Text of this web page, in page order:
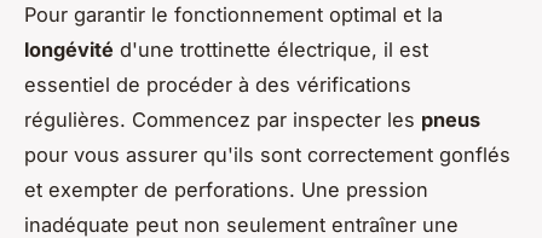
Pour garantir le fonctionnement optimal et la
longévité d'une trottinette électrique, il est
essentiel de procéder à des vérifications
régulières. Commencez par inspecter les pneus
pour vous assurer qu'ils sont correctement gonflés
et exempter de perforations. Une pression
inadéquate peut non seulement entraîner une